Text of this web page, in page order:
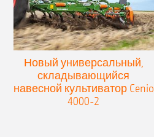
Новый универсальный,
складывающийся
навесной культиватор Cenio
4000-2